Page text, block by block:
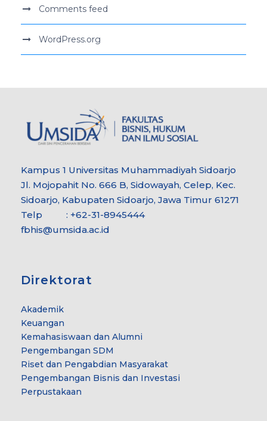
Comments feed
WordPress.org
Kampus 1 Universitas Muhammadiyah Sidoarjo
Jl. Mojopahit No. 666 B, Sidowayah, Celep, Kec.
Sidoarjo, Kabupaten Sidoarjo, Jawa Timur 61271
Telp : +62-31-8945444
fbhis@umsida.ac.id
Direktorat
Akademik
Keuangan
Kemahasiswaan dan Alumni
Pengembangan SDM
Riset dan Pengabdian Masyarakat
Pengembangan Bisnis dan Investasi
Perpustakaan